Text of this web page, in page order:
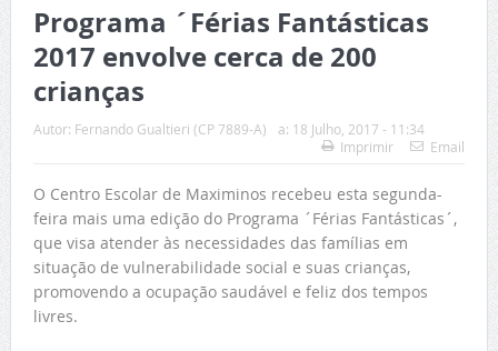
Programa ´Férias Fantásticas
2017 envolve cerca de 200
crianças
Autor: Fernando Gualtieri (CP 7889-A) a: 18 Julho, 2017 - 11:34
Imprimir
Email
O Centro Escolar de Maximinos recebeu esta segunda-
feira mais uma edição do Programa ´Férias Fantásticas´,
que visa atender às necessidades das famílias em
situação de vulnerabilidade social e suas crianças,
promovendo a ocupação saudável e feliz dos tempos
livres.